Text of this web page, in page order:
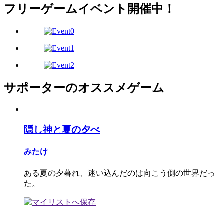
フリーゲームイベント開催中！
サポーターのオススメゲーム
隠し神と夏の夕べ
みたけ
ある夏の夕暮れ、迷い込んだのは向こう側の世界だっ
た。